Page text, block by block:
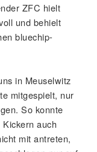
ZFC hielt
und behielt
bluechip-
in Meuselwitz
mitgespielt, nur
So konnte
auch
mit antreten,